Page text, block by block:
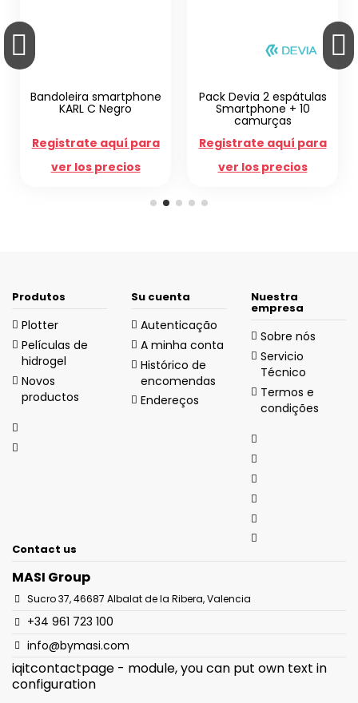
Bandoleira smartphone
KARL C Negro
Registrate aquí para
ver los precios
Pack Devia 2 espátulas
Smartphone + 10
camurças
Registrate aquí para
ver los precios
Produtos
Plotter
Películas de
hidrogel
Novos
productos
Su cuenta
Autenticação
A minha conta
Histórico de
encomendas
Endereços
Nuestra
empresa
Sobre nós
Servicio
Técnico
Termos e
condições
Contact us
MASI Group
Sucro 37, 46687 Albalat de la Ribera, Valencia
+34 961 723 100
info@bymasi.com
iqitcontactpage - module, you can put own text in
configuration